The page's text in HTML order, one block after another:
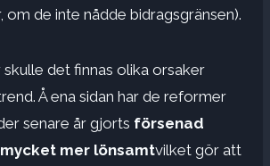
om de inte nådde bidragsgränsen).
det finnas olika orsaker
Å ena sidan har de reformer
senare år gjorts försenad
mer lönsamtvilket gör att